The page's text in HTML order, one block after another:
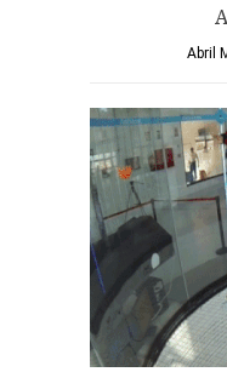
Abril